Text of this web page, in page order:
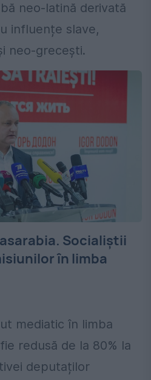
neo-latină derivată
influențe slave,
neo-grecești.
Socialiștii
în limba
mediatic în limba
redusă de la 80% la
deputaților